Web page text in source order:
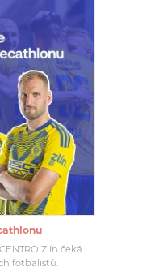
Zlín čeká
fotbalistů.